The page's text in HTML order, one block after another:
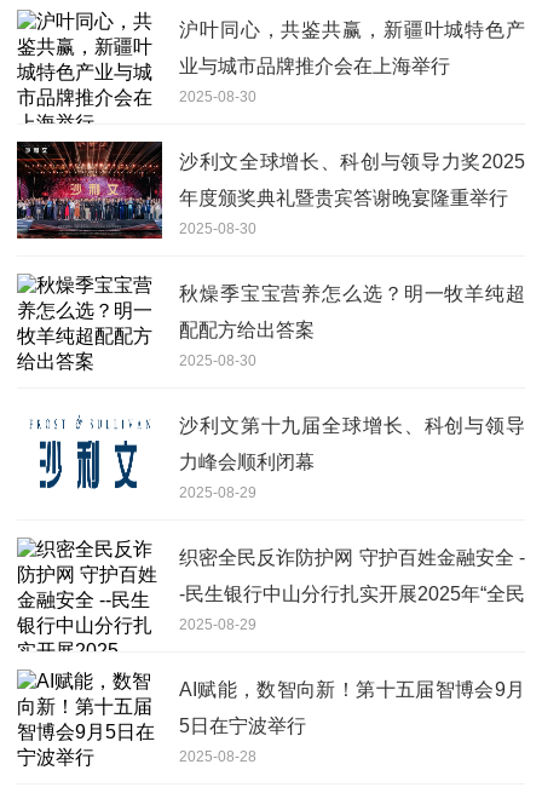
沪叶同心，共鉴共赢，新疆叶城特色产
业与城市品牌推介会在上海举行
2025-08-30
沙利文全球增长、科创与领导力奖2025
年度颁奖典礼暨贵宾答谢晚宴隆重举行
2025-08-30
秋燥季宝宝营养怎么选？明一牧羊纯超
配配方给出答案
2025-08-30
沙利文第十九届全球增长、科创与领导
力峰会顺利闭幕
2025-08-29
织密全民反诈防护网 守护百姓金融安全 -
-民生银行中山分行扎实开展2025年“全民
反诈在行动”系列宣传活动
2025-08-29
AI赋能，数智向新！第十五届智博会9月
5日在宁波举行
2025-08-28